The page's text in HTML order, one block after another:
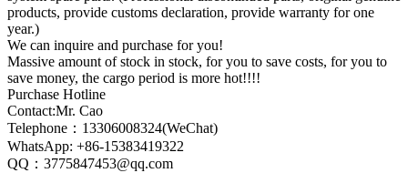
products, provide customs declaration, provide warranty for one
year.)
We can inquire and purchase for you!
Massive amount of stock in stock, for you to save costs, for you to
save money, the cargo period is more hot!!!!
Purchase Hotline
Contact:Mr. Cao
Telephone：13306008324(WeChat)
WhatsApp: +86-15383419322
QQ：3775847453@qq.com